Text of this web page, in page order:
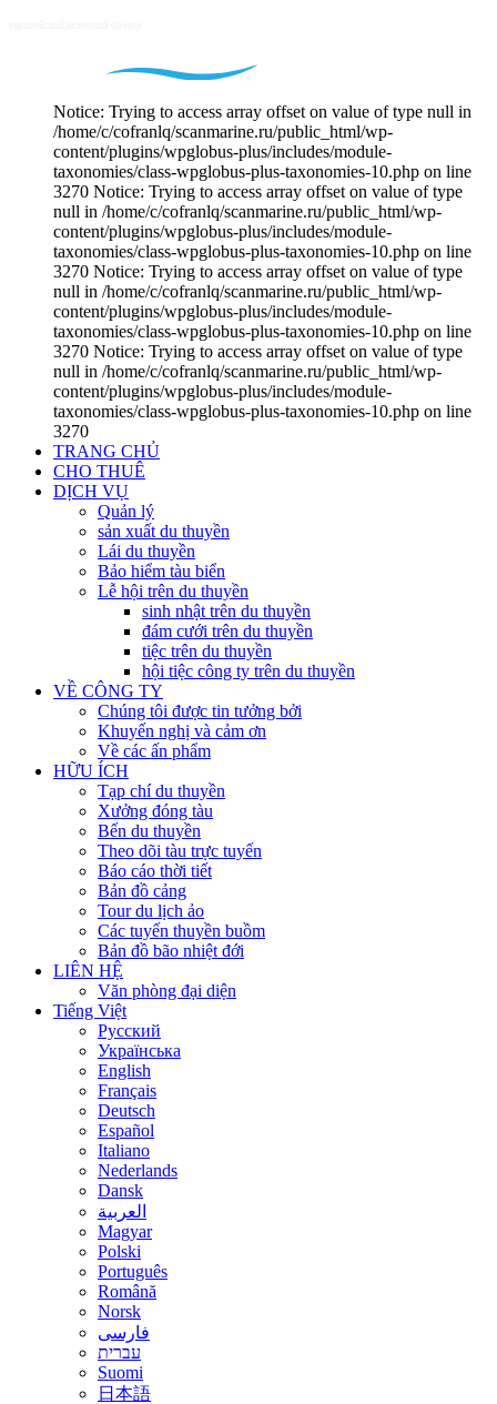
Notice: Trying to access array offset on value of type null in
/home/c/cofranlq/scanmarine.ru/public_html/wp-
content/plugins/wpglobus-plus/includes/module-
taxonomies/class-wpglobus-plus-taxonomies-10.php on line
3270 Notice: Trying to access array offset on value of type
null in /home/c/cofranlq/scanmarine.ru/public_html/wp-
content/plugins/wpglobus-plus/includes/module-
taxonomies/class-wpglobus-plus-taxonomies-10.php on line
3270 Notice: Trying to access array offset on value of type
null in /home/c/cofranlq/scanmarine.ru/public_html/wp-
content/plugins/wpglobus-plus/includes/module-
taxonomies/class-wpglobus-plus-taxonomies-10.php on line
3270 Notice: Trying to access array offset on value of type
null in /home/c/cofranlq/scanmarine.ru/public_html/wp-
content/plugins/wpglobus-plus/includes/module-
taxonomies/class-wpglobus-plus-taxonomies-10.php on line
3270
TRANG CHỦ
CHO THUÊ
DỊCH VỤ
Quản lý
sản xuất du thuyền
Lái du thuyền
Bảo hiểm tàu biển
Lễ hội trên du thuyền
sinh nhật trên du thuyền
đám cưới trên du thuyền
tiệc trên du thuyền
hội tiệc công ty trên du thuyền
VỀ CÔNG TY
Chúng tôi được tin tưởng bởi
Khuyến nghị và cảm ơn
Về các ấn phẩm
HỮU ÍCH
Tạp chí du thuyền
Xưởng đóng tàu
Bến du thuyền
Theo dõi tàu trực tuyến
Báo cáo thời tiết
Bản đồ cảng
Tour du lịch ảo
Các tuyến thuyền buồm
Bản đồ bão nhiệt đới
LIÊN HỆ
Văn phòng đại diện
Tiếng Việt
Русский
Українська
English
Français
Deutsch
Español
Italiano
Nederlands
Dansk
العربية
Magyar
Polski
Português
Română
Norsk
فارسی
עברית
Suomi
日本語